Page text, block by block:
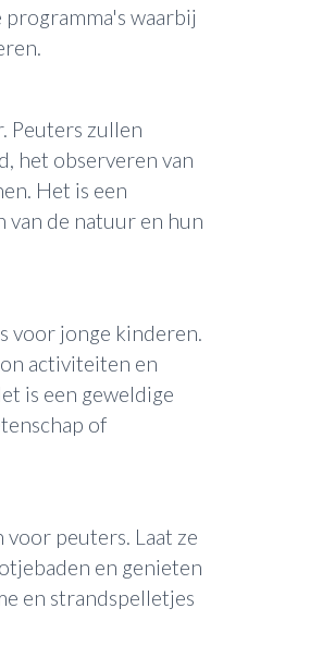
waarbij
Peuters zullen
het observeren van
Het is een
van de natuur en hun
voor jonge kinderen.
activiteiten en
is een geweldige
of
voor peuters. Laat ze
en genieten
en strandspelletjes